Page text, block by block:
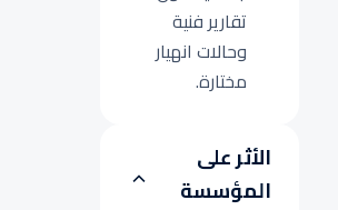
تقارير فنية
وحالات انهيار
مختارة.
الأثر على
المؤسسة